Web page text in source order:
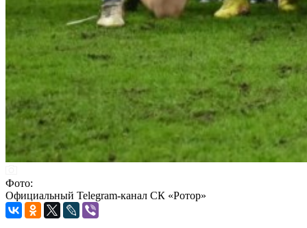
Фото:
Официальный Telegram-канал СК «Ротор»